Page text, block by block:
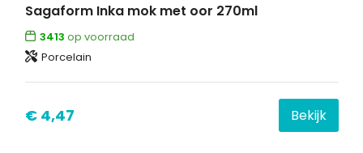
Sagaform Inka mok met oor 270ml
3413 op voorraad
Porcelain
€ 4,47 Bekijk